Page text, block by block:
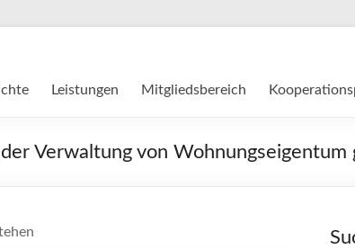
Leistungen Mitgliedsbereich
Verwaltung von Wohnungseigentum